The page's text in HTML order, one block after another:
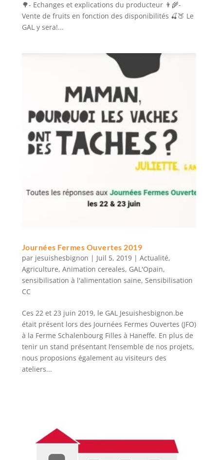
🌳- Echanges et explications du producteur 👨‍🌾-
Vente de fruits en fonction des disponibilités 🍒🍑 Le
GAL y sera!...
Journées Fermes Ouvertes 2019
par jesuishesbignon | Juil 5, 2019| Actualité,
Agriculture, Animation cereales, GAL'Opain,
sensibilisation à l'alimentation saine, Sensibilisation
CC
Ces 22 et 23 juin 2019, le GAL Jesuishesbignon.be
était présent lors des Journées Fermes Ouvertes (JFO)
à la Ferme Schalenbourg Filles à Haneffe. En plus de
tenir un stand présentant l’ensemble de nos projets,
nous proposions également au visiteurs des
ateliers...